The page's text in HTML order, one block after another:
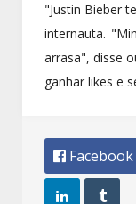
"Justin Bieber
internauta.
arrasa", disse
ganhar likes e
 Facebook
 